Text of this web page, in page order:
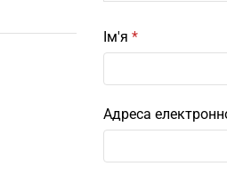
Ім'я *
Адреса